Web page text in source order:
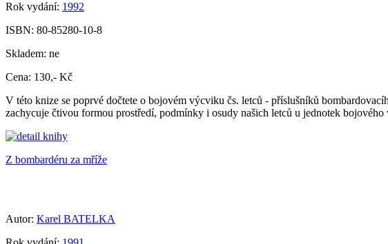
Rok vydání: 1992
ISBN: 80-85280-10-8
Skladem: ne
Cena: 130,- Kč
V této knize se poprvé dočtete o bojovém výcviku čs. letců - příslušníků
zachycuje čtivou formou prostředí, podmínky i osudy našich letců u jednotek
Z bombardéru za mříže
Autor: Karel BATELKA